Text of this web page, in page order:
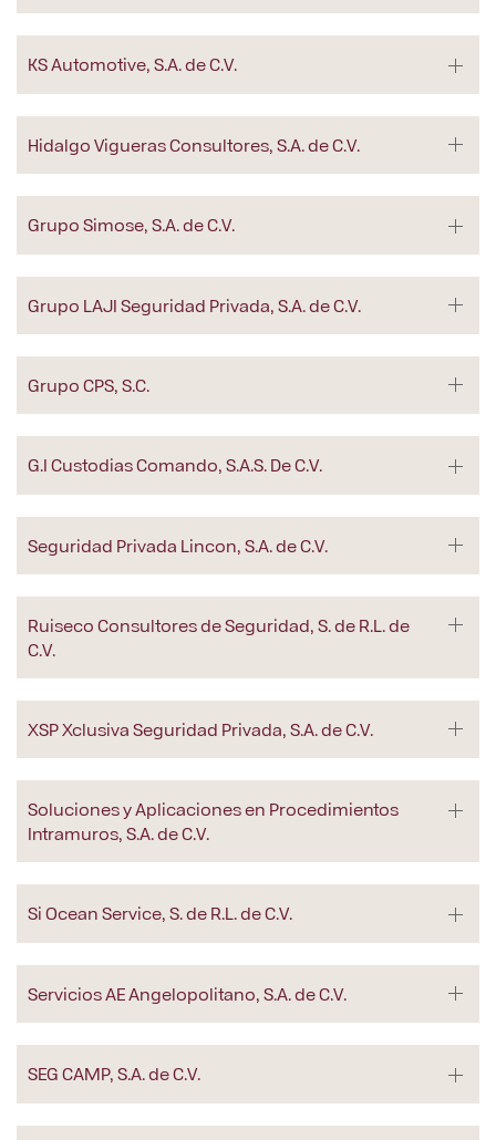
KS Automotive, S.A. de C.V.
Hidalgo Vigueras Consultores, S.A. de C.V.
Grupo Simose, S.A. de C.V.
Grupo LAJI Seguridad Privada, S.A. de C.V.
Grupo CPS, S.C.
G.I Custodias Comando, S.A.S. De C.V.
Seguridad Privada Lincon, S.A. de C.V.
Ruiseco Consultores de Seguridad, S. de R.L. de
C.V.
XSP Xclusiva Seguridad Privada, S.A. de C.V.
Soluciones y Aplicaciones en Procedimientos
Intramuros, S.A. de C.V.
Si Ocean Service, S. de R.L. de C.V.
Servicios AE Angelopolitano, S.A. de C.V.
SEG CAMP, S.A. de C.V.